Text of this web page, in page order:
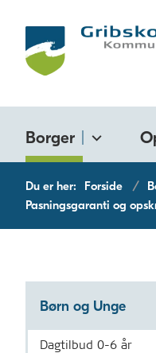
Borger
Du er her: Forside
Pasningsgaranti og
Børn og Unge
Dagtilbud 0-6 år